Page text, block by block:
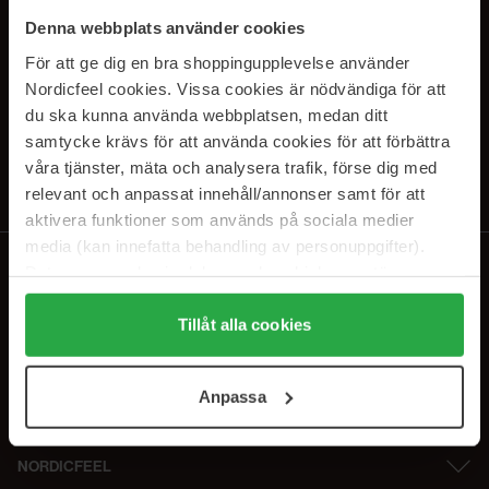
Denna webbplats använder cookies
För att ge dig en bra shoppingupplevelse använder
Nordicfeel cookies. Vissa cookies är nödvändiga för att
du ska kunna använda webbplatsen, medan ditt
samtycke krävs för att använda cookies för att förbättra
våra tjänster, mäta och analysera trafik, förse dig med
relevant och anpassat innehåll/annonser samt för att
aktivera funktioner som används på sociala medier
media (kan innefatta behandling av personuppgifter).
Genom att trycka på "Tillåt alla cookies" accepterar du
alla cookies, medan du under "Detaljer" kan anpassa
användningen av cookies. Du kan när som helst återkalla
samt vår Integritetspolicy.
Tillåt alla cookies
Anpassa
PRENUMERERA PÅ VÅRA
NYHETSBREV
E-postadress
Genom att prenumerera accepterar du vårIntegritetspolicy.
NORDICFEEL